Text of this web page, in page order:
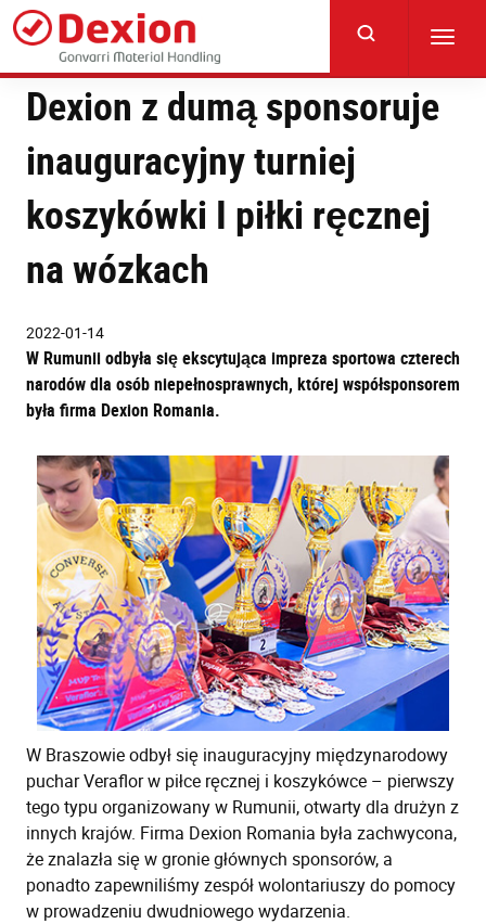
Skip
main
content
Dexion z dumą sponsoruje
inauguracyjny turniej
koszykówki I piłki ręcznej
na wózkach
2022-01-14
W Rumunii odbyła się ekscytująca impreza sportowa czterech
narodów dla osób niepełnosprawnych, której współsponsorem
była firma Dexion Romania.
W Braszowie odbył się inauguracyjny międzynarodowy
puchar Veraflor w piłce ręcznej i koszykówce – pierwszy
tego typu organizowany w Rumunii, otwarty dla drużyn z
innych krajów. Firma Dexion Romania była zachwycona,
że znalazła się w gronie głównych sponsorów, a
ponadto zapewniliśmy zespół wolontariuszy do pomocy
w prowadzeniu dwudniowego wydarzenia.